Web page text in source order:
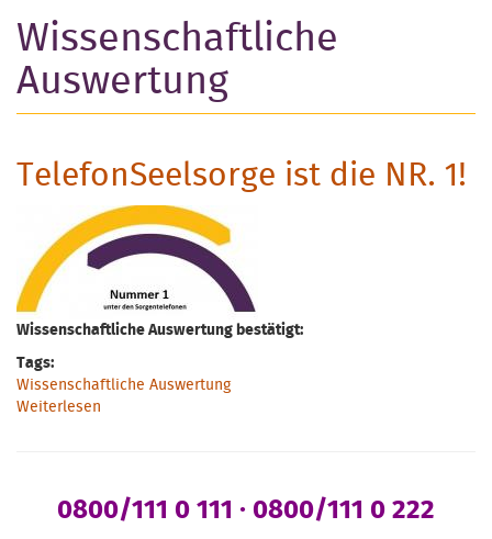
Wissenschaftliche
Auswertung
TelefonSeelsorge ist die NR. 1!
Wissenschaftliche Auswertung bestätigt:
Tags:
Wissenschaftliche Auswertung
Weiterlesen
0800/111 0 111 · 0800/111 0 222